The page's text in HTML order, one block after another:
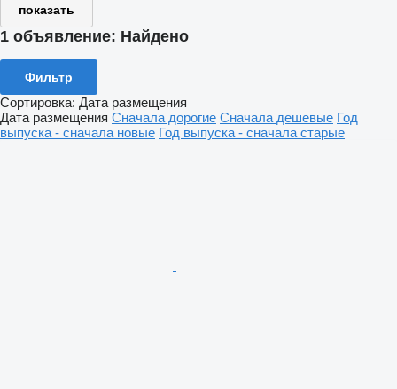
показать
1 объявление: Найдено
Фильтр
Сортировка: Дата размещения
Дата размещения Сначала дорогие Сначала дешевые Год
выпуска - сначала новые Год выпуска - сначала старые